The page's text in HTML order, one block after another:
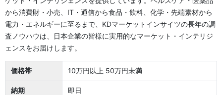
から消費財・小売、IT・通信から食品・飲料、化学・先端素材から
電力・エネルギーに至るまで、KDマーケットインサイツの長年の調
査ノウハウは、日本企業の皆様に実用的なマーケット・インテリジ
ェンスをお届けします。
価格帯 10万円以上 50万円未満
納期 即日